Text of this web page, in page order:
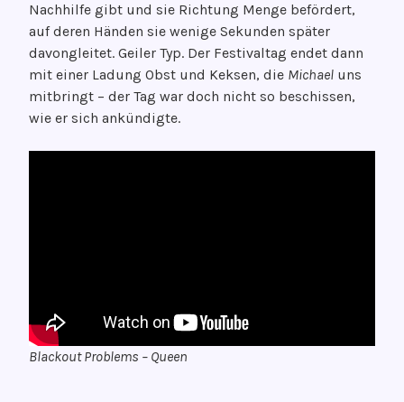
Nachhilfe gibt und sie Richtung Menge befördert,
auf deren Händen sie wenige Sekunden später
davongleitet. Geiler Typ. Der Festivaltag endet dann
mit einer Ladung Obst und Keksen, die Michael uns
mitbringt – der Tag war doch nicht so beschissen,
wie er sich ankündigte.
Blackout Problems – Queen